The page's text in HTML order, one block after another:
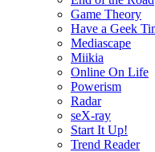
Game Theory
Have a Geek
Mediascape
Miikia
Online On Life
Powerism
Radar
seX-ray
Start It Up!
Trend Reader